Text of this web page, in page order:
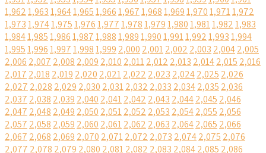
1,9621,9631,9641,9651,9661,9671,9681,9691,9701,9711,972
1,9731,9741,9751,9761,9771,9781,9791,9801,9811,9821,983
1,9841,9851,9861,9871,9881,9891,9901,9911,9921,9931,994
1,9951,9961,9971,9981,999 2,000 2,0012,002 2,003 2,0042,005
2,006 2,007 2,008 2,009 2,010 2,0112,012 2,013 2,0142,015 2,016
2,017 2,018 2,019 2,020 2,0212,022 2,023 2,0242,025 2,026
2,027 2,028 2,029 2,030 2,0312,032 2,033 2,0342,035 2,036
2,037 2,038 2,039 2,040 2,0412,042 2,043 2,0442,045 2,046
2,047 2,048 2,049 2,050 2,0512,052 2,053 2,0542,055 2,056
2,057 2,058 2,059 2,060 2,0612,062 2,063 2,0642,065 2,066
2,067 2,068 2,069 2,070 2,0712,072 2,073 2,0742,075 2,076
2,077 2,078 2,079 2,080 2,0812,082 2,083 2,0842,085 2,086